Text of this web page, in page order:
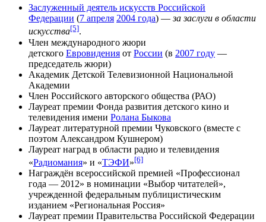
Заслуженный деятель искусств Российской
Федерации (7 апреля 2004 года) —за заслуги в области
искусства[5].
Член международного жюри
детского Евровидения от России (в 2007 году —
председатель жюри)
Академик Детской Телевизионной Национальной
Академии
Член Российского авторского общества (РАО)
Лауреат премии Фонда развития детского кино и
телевидения имени Ролана Быкова
Лауреат литературной премии Чуковского (вместе с
поэтом Александром Кушнером)
Лауреат наград в области радио и телевидения
«Радиомания» и «ТЭФИ»[6]
Награждён всероссийской премией «Профессионал
года — 2012» в номинации «Выбор читателей»,
учрежденной федеральным публицистическим
изданием «Региональная Россия»
Лауреат премии Правительства Российской Федерации